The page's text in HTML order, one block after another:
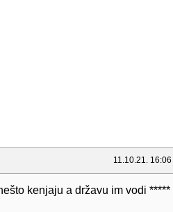
11.10.21. 16:06
kenjaju a državu im vodi *****